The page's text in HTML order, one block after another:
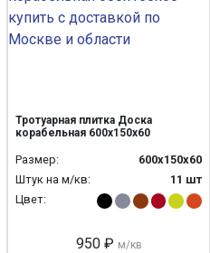
Тротуарная плитка Доска
корабельная 600х150х60
Размер:
600х150х60
Штук на м/кв:
11 шт
Цвет:
950 ₽ м/кв